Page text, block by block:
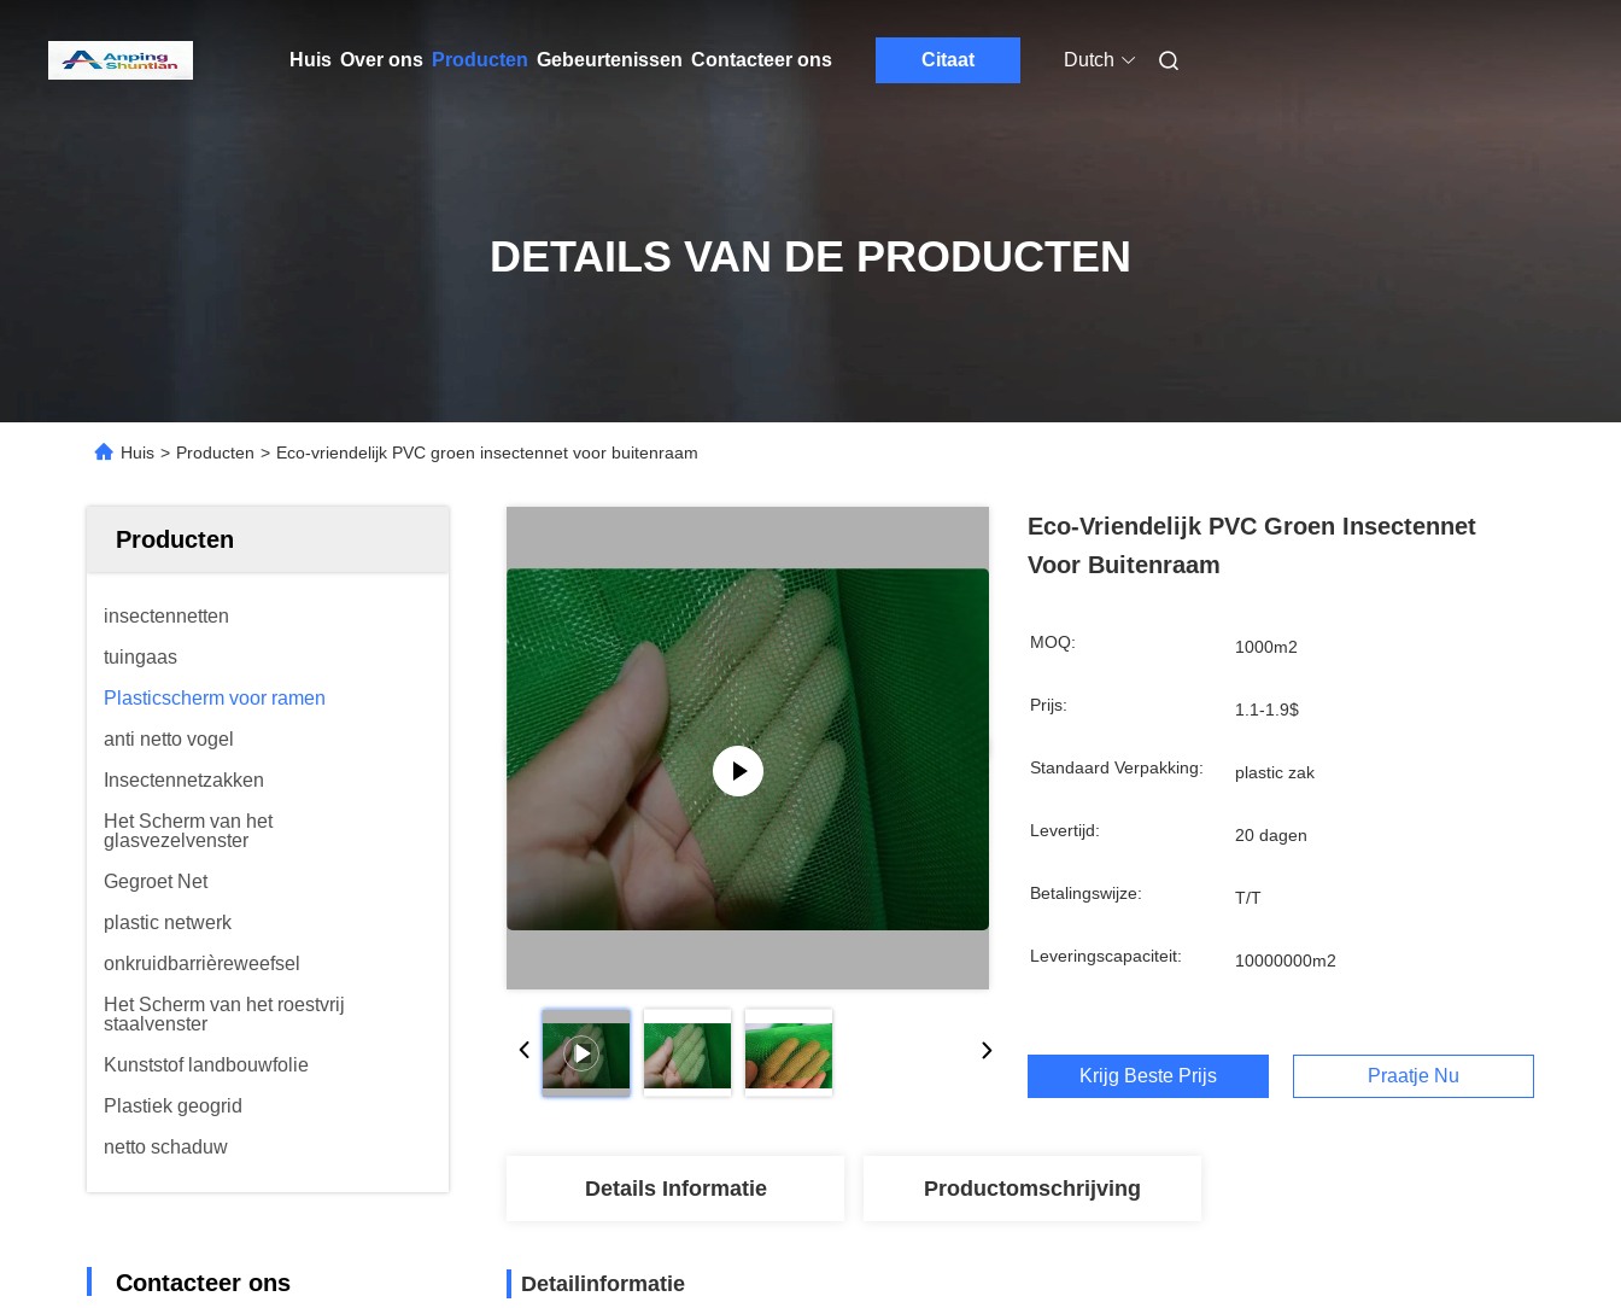
Huis Over ons Producten Gebeurtenissen Contacteer ons Citaat Dutch
DETAILS VAN DE PRODUCTEN
Huis > Producten > Eco-vriendelijk PVC groen insectennet voor buitenraam
Producten
insectennetten
tuingaas
Plasticscherm voor ramen
anti netto vogel
Insectennetzakken
Het Scherm van het
glasvezelvenster
Gegroet Net
plastic netwerk
onkruidbarrièreweefsel
Het Scherm van het roestvrij
staalvenster
Kunststof landbouwfolie
Plastiek geogrid
netto schaduw
Contacteer ons
Eco-Vriendelijk PVC Groen Insectennet
Voor Buitenraam
MOQ: 1000m2
Prijs: 1.1-1.9$
Standaard Verpakking: plastic zak
Levertijd: 20 dagen
Betalingswijze: T/T
Leveringscapaciteit: 10000000m2
Krijg Beste Prijs Praatje Nu
Details Informatie Productomschrijving
Detailinformatie